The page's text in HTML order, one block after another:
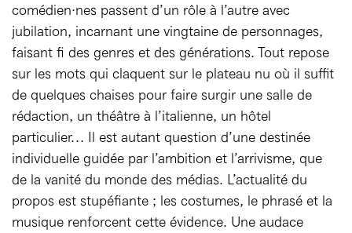
comédien·nes passent d’un rôle à l’autre avec
jubilation, incarnant une vingtaine de personnages,
faisant fi des genres et des générations. Tout repose
sur les mots qui claquent sur le plateau nu où il suffit
de quelques chaises pour faire surgir une salle de
rédaction, un théâtre à l’italienne, un hôtel
particulier… Il est autant question d’une destinée
individuelle guidée par l’ambition et l’arrivisme, que
de la vanité du monde des médias. L’actualité du
propos est stupéfiante ; les costumes, le phrasé et la
musique renforcent cette évidence. Une audace